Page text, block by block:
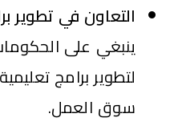
التعاون في تطوير
ينبغي على
لتطوير برامج
سوق العمل.